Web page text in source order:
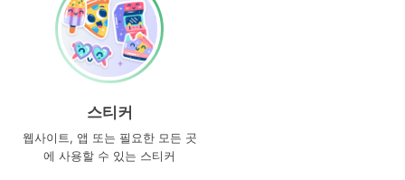
스티커
웹사이트, 앱 또는 필요한 모든 곳
에 사용할 수 있는 스티커